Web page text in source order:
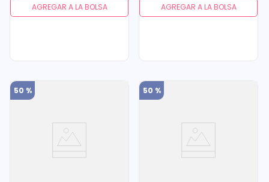
AGREGAR A LA BOLSA
AGREGAR A LA BOLSA
50 % 50 %